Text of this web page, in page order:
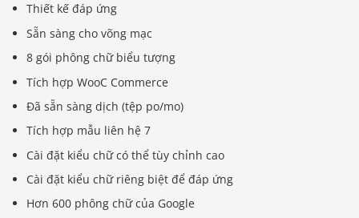
Thiết kế đáp ứng
Sẵn sàng cho võng mạc
8 gói phông chữ biểu tượng
Tích hợp WooC Commerce
Đã sẵn sàng dịch (tệp po/mo)
Tích hợp mẫu liên hệ 7
Cài đặt kiểu chữ có thể tùy chỉnh cao
Cài đặt kiểu chữ riêng biệt để đáp ứng
Hơn 600 phông chữ của Google